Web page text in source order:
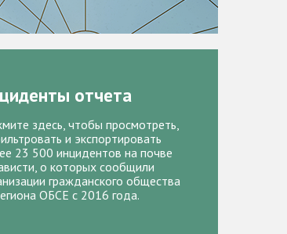
отчета
здесь, чтобы просмотреть,
и экспортировать
23 500 инцидентов на почве
о которых сообщили
гражданского общества
ОБСЕ с 2016 года.